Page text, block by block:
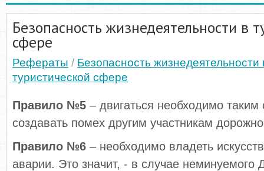
Безопасность жизнедеятельности в
сфере
Рефераты / Безопасность жизнедеятельности
туристической сфере
Правило №5 – двигаться необходимо
создавать помех другим участникам
Правило №6 – необходимо владеть
аварии. Это значит, - в случае неминуемого